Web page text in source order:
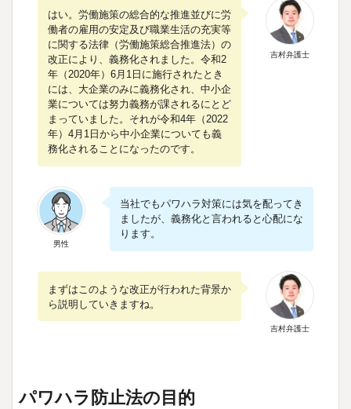
必ず講じなければならない措置
パワハラ防止のために行うことが望ましい取組
中小企業におけるパワハラ防止措置のメリッ
ト
執筆者
吉村弁護士
はい。労働施策の総合的な推進並びに労
働者の雇用の安定及び職業生活の充実等
に関する法律（労働施策総合推進法）の
改正により、義務化されました。令和2
年（2020年）6月1日に施行されたとき
には、大企業のみに義務化され、中小企
業については努力義務が課されるにとど
まっていました。それが令和4年（2022
年）4月1日から中小企業についても義
務化されることになったのです。
男性
当社でもパワハラ対策には気を配ってき
ましたが、義務化と言われると心配にな
ります。
吉村弁護士
まずはこのような改正が行われた背景か
ら説明していきますね。
パワハラ防止法の目的